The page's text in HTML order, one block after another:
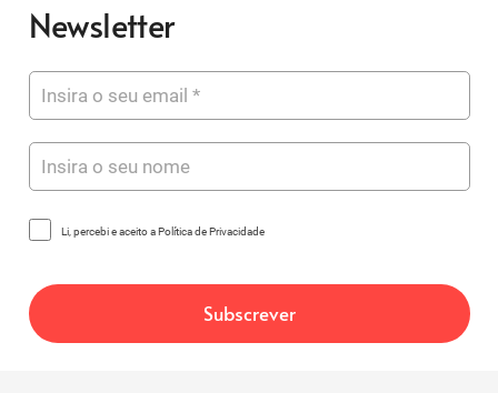
Newsletter
Li, percebi e aceito a Política de Privacidade